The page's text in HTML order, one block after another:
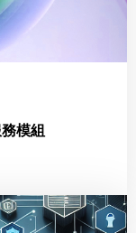
模組